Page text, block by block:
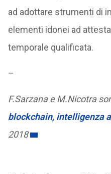
ad adottare strumenti di
elementi idonei ad
temporale qualificata.
–
F.Sarzana e M.Nicotra
blockchain, intelligenza
2018